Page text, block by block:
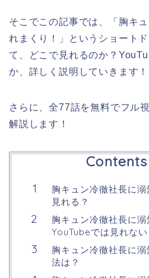
そこでこの記事では、 「 胸キ
れまくり！
」
というショート
て、どこで見れるのか？
か、詳しく説明していきます！
さらに、全77話を無料でフル
解説します！
Contents
胸キュン冷徹社長に
見れる？
胸キュン冷徹社長に溺
YouTubeでは見れない
胸キュン冷徹社長に
法は？